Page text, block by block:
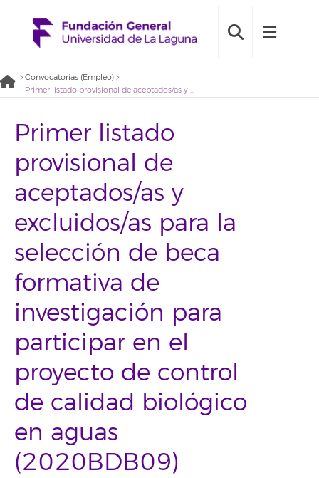
Convocatorias (Empleo)
Primer listado provisional de aceptados/as y excluidos/as para la selección de beca formativa de investigación para participar en el proyecto de control de calidad biológico en aguas (2020BDB09)
Primer listado
provisional de
aceptados/as y
excluidos/as para la
selección de beca
formativa de
investigación para
participar en el
proyecto de control
de calidad biológico
en aguas
(2020BDB09)